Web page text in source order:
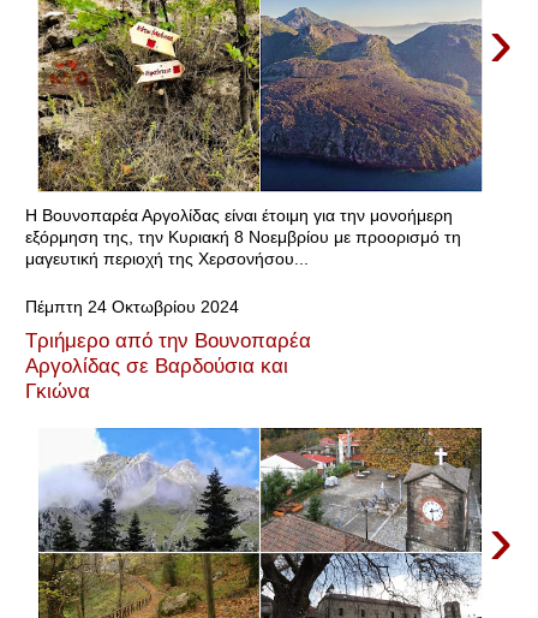
›
Η Βουνοπαρέα Αργολίδας είναι έτοιμη για την μονοήμερη
εξόρμηση της, την Κυριακή 8 Νοεμβρίου με προορισμό τη
μαγευτική περιοχή της Χερσονήσου...
Πέμπτη 24 Οκτωβρίου 2024
Τριήμερο από την Βουνοπαρέα
Αργολίδας σε Βαρδούσια και
Γκιώνα
›